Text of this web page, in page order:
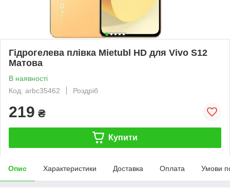
Гідрогелева плівка Mietubl HD для Vivo S12
Матова
В наявності
Код: arbc35462
Роздріб
219 ₴
Купити
Опис Характеристики Доставка Оплата Умови